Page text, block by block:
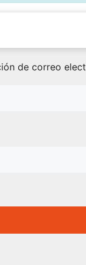
de correo